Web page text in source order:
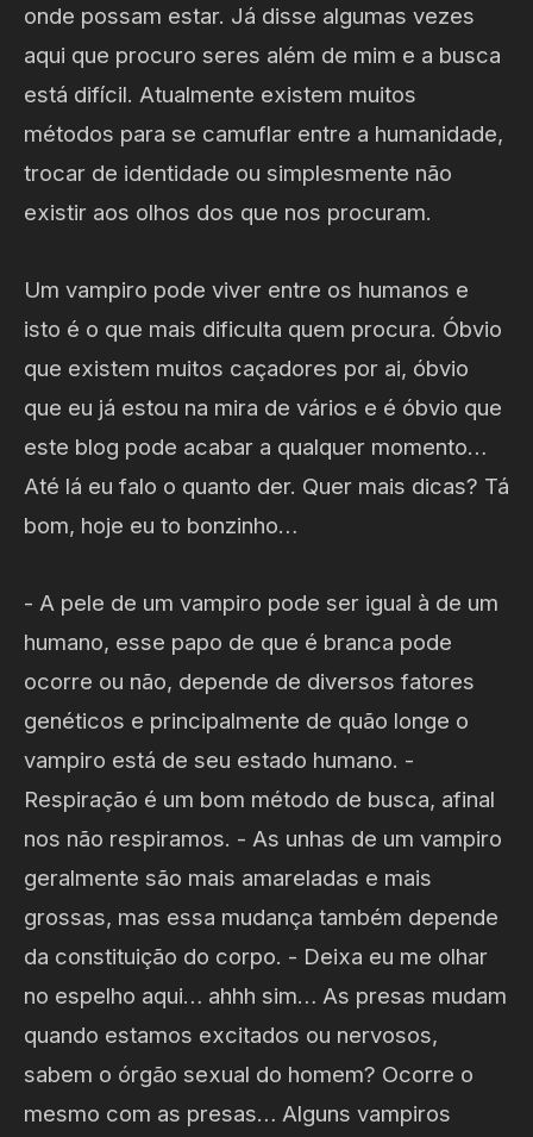
onde possam estar. Já disse algumas vezes
aqui que procuro seres além de mim e a busca
está difícil. Atualmente existem muitos
métodos para se camuflar entre a humanidade,
trocar de identidade ou simplesmente não
existir aos olhos dos que nos procuram.
Um vampiro pode viver entre os humanos e
isto é o que mais dificulta quem procura. Óbvio
que existem muitos caçadores por ai, óbvio
que eu já estou na mira de vários e é óbvio que
este blog pode acabar a qualquer momento…
Até lá eu falo o quanto der. Quer mais dicas? Tá
bom, hoje eu to bonzinho…
- A pele de um vampiro pode ser igual à de um
humano, esse papo de que é branca pode
ocorre ou não, depende de diversos fatores
genéticos e principalmente de quão longe o
vampiro está de seu estado humano. -
Respiração é um bom método de busca, afinal
nos não respiramos. - As unhas de um vampiro
geralmente são mais amareladas e mais
grossas, mas essa mudança também depende
da constituição do corpo. - Deixa eu me olhar
no espelho aqui… ahhh sim… As presas mudam
quando estamos excitados ou nervosos,
sabem o órgão sexual do homem? Ocorre o
mesmo com as presas… Alguns vampiros